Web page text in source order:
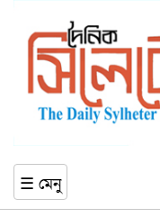
☰ মেনু